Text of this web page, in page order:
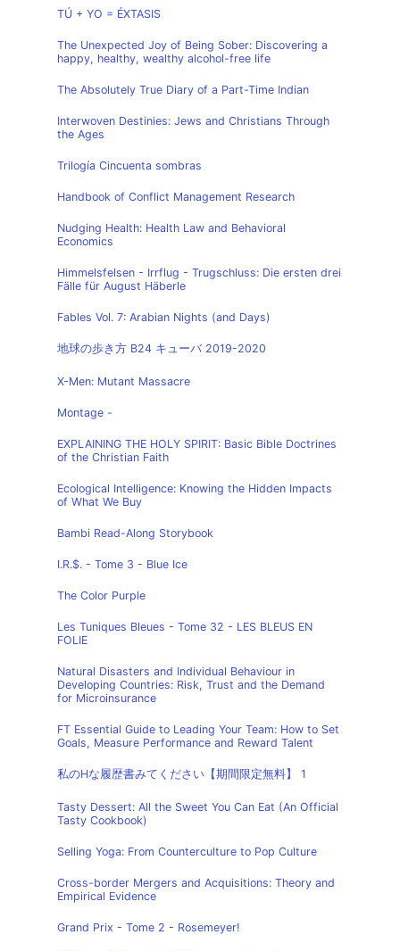
TÚ + YO = ÉXTASIS
The Unexpected Joy of Being Sober: Discovering a
happy, healthy, wealthy alcohol-free life
The Absolutely True Diary of a Part-Time Indian
Interwoven Destinies: Jews and Christians Through
the Ages
Trilogía Cincuenta sombras
Handbook of Conflict Management Research
Nudging Health: Health Law and Behavioral
Economics
Himmelsfelsen - Irrflug - Trugschluss: Die ersten drei
Fälle für August Häberle
Fables Vol. 7: Arabian Nights (and Days)
地球の歩き方 B24 キューバ 2019-2020
X-Men: Mutant Massacre
Montage -
EXPLAINING THE HOLY SPIRIT: Basic Bible Doctrines
of the Christian Faith
Ecological Intelligence: Knowing the Hidden Impacts
of What We Buy
Bambi Read-Along Storybook
I.R.$. - Tome 3 - Blue Ice
The Color Purple
Les Tuniques Bleues - Tome 32 - LES BLEUS EN
FOLIE
Natural Disasters and Individual Behaviour in
Developing Countries: Risk, Trust and the Demand
for Microinsurance
FT Essential Guide to Leading Your Team: How to Set
Goals, Measure Performance and Reward Talent
私のHな履歴書みてください【期間限定無料】 1
Tasty Dessert: All the Sweet You Can Eat (An Official
Tasty Cookbook)
Selling Yoga: From Counterculture to Pop Culture
Cross-border Mergers and Acquisitions: Theory and
Empirical Evidence
Grand Prix - Tome 2 - Rosemeyer!